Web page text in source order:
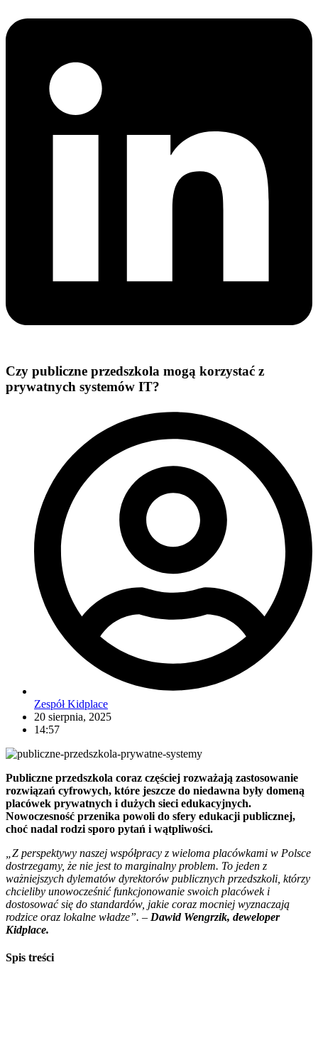
Czy publiczne przedszkola mogą korzystać z
prywatnych systemów IT?
Zespół Kidplace
20 sierpnia, 2025
14:57
Publiczne przedszkola coraz częściej rozważają zastosowanie
rozwiązań cyfrowych, które jeszcze do niedawna były domeną
placówek prywatnych i dużych sieci edukacyjnych.
Nowoczesność przenika powoli do sfery edukacji publicznej,
choć nadal rodzi sporo pytań i wątpliwości.
„Z perspektywy naszej współpracy z wieloma placówkami w Polsce
dostrzegamy, że nie jest to marginalny problem. To jeden z
ważniejszych dylematów dyrektorów publicznych przedszkoli, którzy
chcieliby unowocześnić funkcjonowanie swoich placówek i
dostosować się do standardów, jakie coraz mocniej wyznaczają
rodzice oraz lokalne władze”. – Dawid Wengrzik, deweloper
Kidplace.
Spis treści